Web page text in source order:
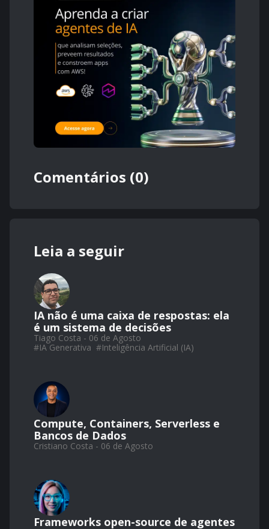
Comentários (0)
Leia a seguir
IA não é uma caixa de respostas: ela
é um sistema de decisões
Tiago Costa - 06 de Agosto
#IA Generativa #Inteligência Artificial (IA)
Compute, Containers, Serverless e
Bancos de Dados
Cristiano Costa - 06 de Agosto
Frameworks open-source de agentes